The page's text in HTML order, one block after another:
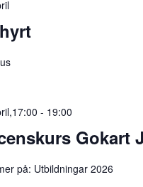
Gokart
- 19:00
på: Utbildningar 2026